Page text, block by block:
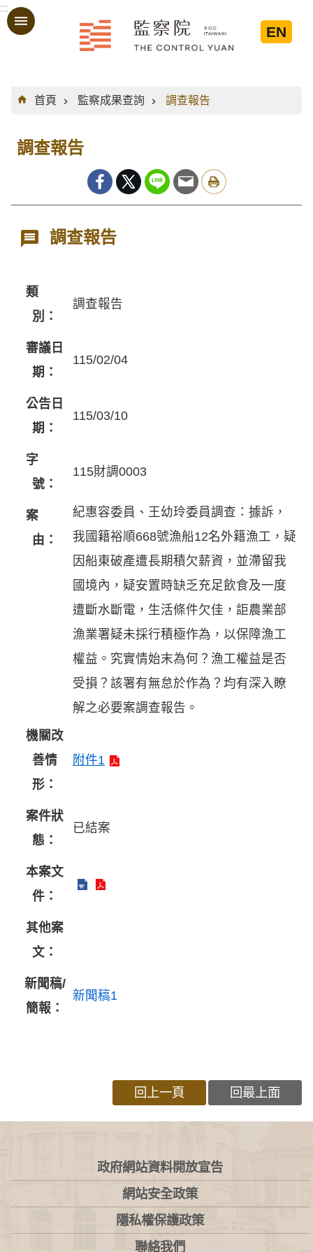
跳到主要內容區塊
:::
EN
:::
首頁
監察成果查詢 調查報告
調查報告
調查報告
類
別：
調查報告
審議日
期：
115/02/04
公告日
期：
115/03/10
字
號：
115財調0003
案
由：
紀惠容委員、王幼玲委員調查：據訴，
我國籍裕順668號漁船12名外籍漁工，疑
因船東破產遭長期積欠薪資，並滯留我
國境內，疑安置時缺乏充足飲食及一度
遭斷水斷電，生活條件欠佳，詎農業部
漁業署疑未採行積極作為，以保障漁工
權益。究實情始末為何？漁工權益是否
受損？該署有無怠於作為？均有深入瞭
解之必要案調查報告。
機關改
善情
形：
附件1
案件狀
態：
已結案
本案文
件：
其他案
文：
新聞稿/
簡報：
新聞稿1
回上一頁 回最上面
:::
政府網站資料開放宣告
網站安全政策
隱私權保護政策
聯絡我們